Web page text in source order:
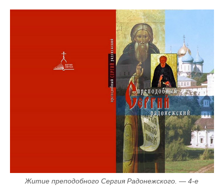
Житие преподобного Сергия Радонежского. — 4-е